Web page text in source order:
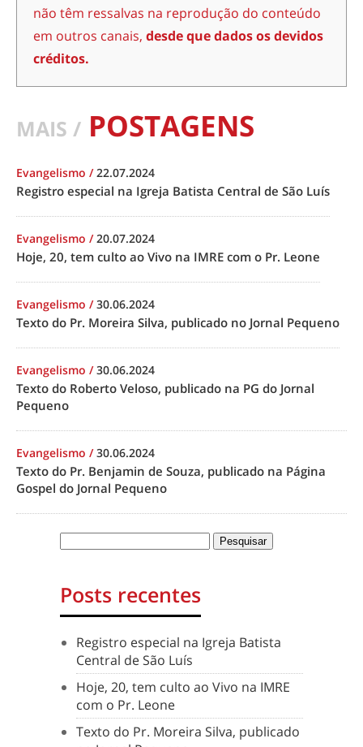
não têm ressalvas na reprodução do conteúdo
em outros canais, desde que dados os devidos
créditos.
MAIS / POSTAGENS
Evangelismo /22.07.2024
Registro especial na Igreja Batista Central de São Luís
Evangelismo /20.07.2024
Hoje, 20, tem culto ao Vivo na IMRE com o Pr. Leone
Evangelismo /30.06.2024
Texto do Pr. Moreira Silva, publicado no Jornal Pequeno
Evangelismo /30.06.2024
Texto do Roberto Veloso, publicado na PG do Jornal
Pequeno
Evangelismo /30.06.2024
Texto do Pr. Benjamin de Souza, publicado na Página
Gospel do Jornal Pequeno
Posts recentes
Registro especial na Igreja Batista
Central de São Luís
Hoje, 20, tem culto ao Vivo na IMRE
com o Pr. Leone
Texto do Pr. Moreira Silva, publicado